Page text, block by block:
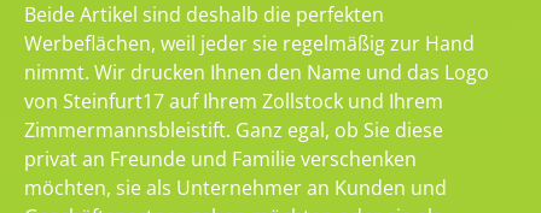
Beide Artikel sind deshalb die perfekten
Werbeflächen, weil jeder sie regelmäßig zur Hand
nimmt. Wir drucken Ihnen den Name und das Logo
von Steinfurt17 auf Ihrem Zollstock und Ihrem
Zimmermannsbleistift. Ganz egal, ob Sie diese
privat an Freunde und Familie verschenken
möchten, sie als Unternehmer an Kunden und